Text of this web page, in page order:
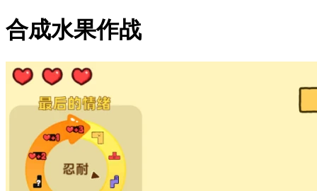
合成水果作战